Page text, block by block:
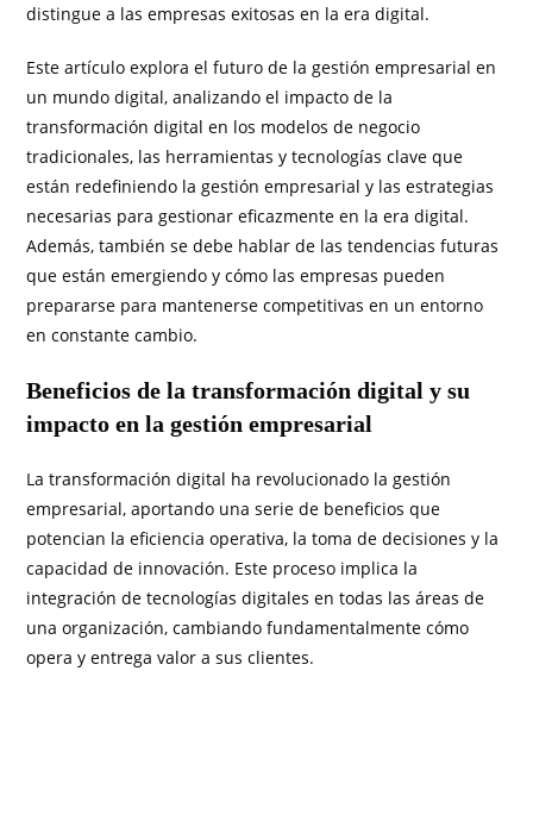
distingue a las empresas exitosas en la era digital.
Este artículo explora el futuro de la gestión empresarial en
un mundo digital, analizando el impacto de la
transformación digital en los modelos de negocio
tradicionales, las herramientas y tecnologías clave que
están redefiniendo la gestión empresarial y las estrategias
necesarias para gestionar eficazmente en la era digital.
Además, también se debe hablar de las tendencias futuras
que están emergiendo y cómo las empresas pueden
prepararse para mantenerse competitivas en un entorno
en constante cambio.
Beneficios de la transformación digital y su
impacto en la gestión empresarial
La transformación digital ha revolucionado la gestión
empresarial, aportando una serie de beneficios que
potencian la eficiencia operativa, la toma de decisiones y la
capacidad de innovación. Este proceso implica la
integración de tecnologías digitales en todas las áreas de
una organización, cambiando fundamentalmente cómo
opera y entrega valor a sus clientes.